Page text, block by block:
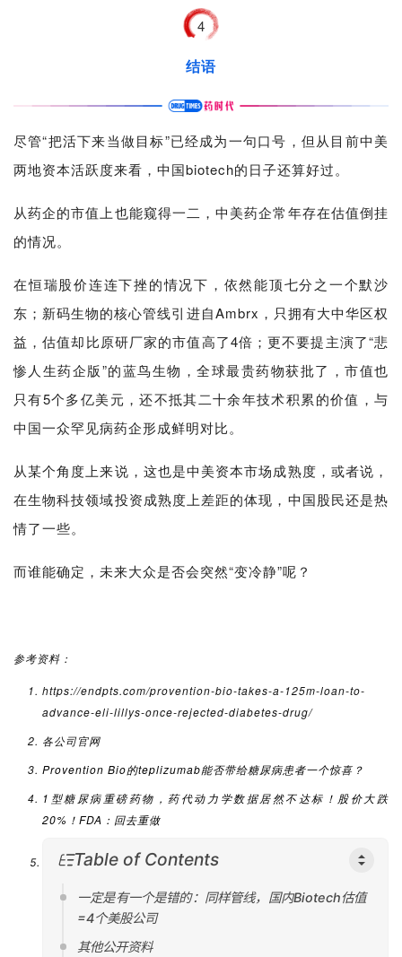
药
时
代
学
A
l
E
n
g
l
i
s
h
联
系
我
注册
4
结语
尽管“把活下来当做目标”已经成为一句口号，但从目前中美
两地资本活跃度来看，中国biotech的日子还算好过。
从药企的市值上也能窥得一二，中美药企常年存在估值倒挂
的情况。
在恒瑞股价连连下挫的情况下，依然能顶七分之一个默沙
东；新码生物的核心管线引进自Ambrx，只拥有大中华区权
益，估值却比原研厂家的市值高了4倍；更不要提主演了“悲
惨人生药企版”的蓝鸟生物，全球最贵药物获批了，市值也
只有5个多亿美元，还不抵其二十余年技术积累的价值，与
中国一众罕见病药企形成鲜明对比。
从某个角度上来说，这也是中美资本市场成熟度，或者说，
在生物科技领域投资成熟度上差距的体现，中国股民还是热
情了一些。
而谁能确定，未来大众是否会突然“变冷静”呢？
参考资料：
https://endpts.com/provention-bio-takes-a-125m-loan-to-
advance-eli-lillys-once-rejected-diabetes-drug/
各公司官网
Provention Bio的teplizumab能否带给糖尿病患者一个惊喜？
1型糖尿病重磅药物，药代动力学数据居然不达标！股价大跌
20%！FDA：回去重做
Table of Contents
一定是有一个是错的：同样管线，国内Biotech估值
=4个美股公司
其他公开资料